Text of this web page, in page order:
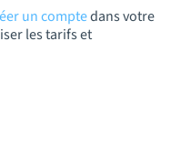
un comptedans votre
les tarifs et